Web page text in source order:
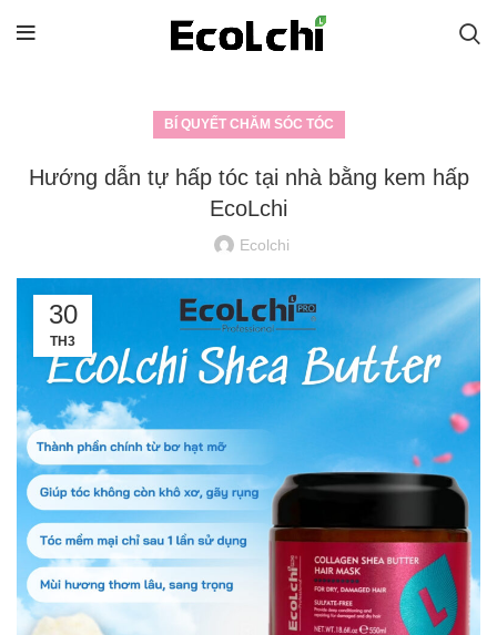
BÍ QUYẾT CHĂM SÓC TÓC
Hướng dẫn tự hấp tóc tại nhà bằng kem hấp
EcoLchi
Ecolchi
30
TH3